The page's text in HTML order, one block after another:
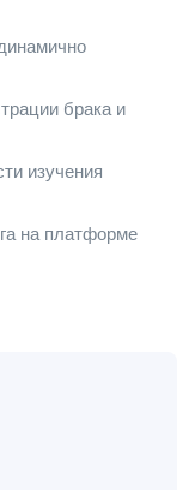
брака и
изучения
на платформе